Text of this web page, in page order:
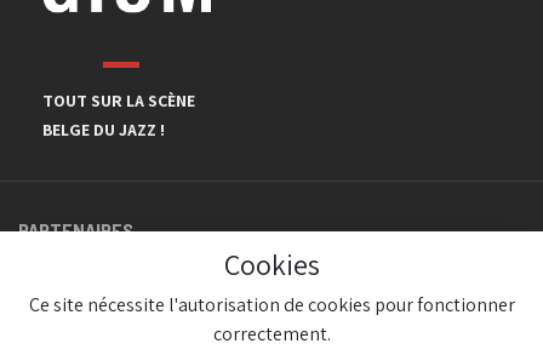
TOUT SUR LA SCÈNE
BELGE DU JAZZ !
PARTENAIRES
Cookies
Ce site nécessite l'autorisation de cookies pour fonctionner
correctement.